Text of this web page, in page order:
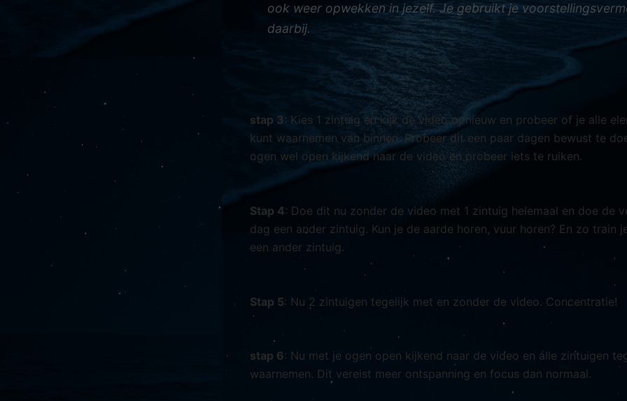
ook weer opwekken in jezelf. Je gebruikt je
daarbij.
stap 3: Kies 1 zintuig en kijk de video opnieuw en probeer of je alle
kunt waarnemen van binnen. Probeer dit een paar dagen bewust te
ogen wel open kijkend naar de video en probeer iets te ruiken.
Stap 4: Doe dit nu zonder de video met 1 zintuig helemaal en doe de
dag een ander zintuig. Kun je de aarde horen, vuur horen? En zo train
een ander zintuig.
Stap 5: Nu 2 zintuigen tegelijk met en zonder de video. Concentratie!
stap 6: Nu met je ogen open kijkend naar de video en álle zintuigen
waarnemen. Dit vereist meer ontspanning en focus dan normaal.